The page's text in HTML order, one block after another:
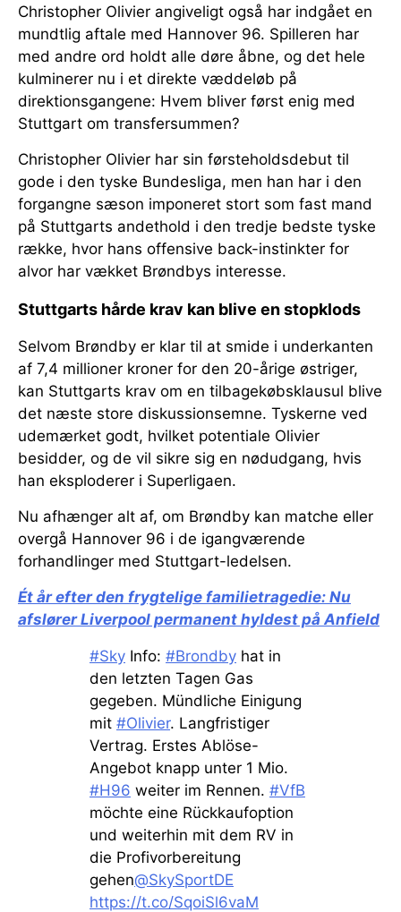
Christopher Olivier angiveligt også har indgået en
mundtlig aftale med Hannover 96. Spilleren har
med andre ord holdt alle døre åbne, og det hele
kulminerer nu i et direkte væddeløb på
direktionsgangene: Hvem bliver først enig med
Stuttgart om transfersummen?
Christopher Olivier har sin førsteholdsdebut til
gode i den tyske Bundesliga, men han har i den
forgangne sæson imponeret stort som fast mand
på Stuttgarts andethold i den tredje bedste tyske
række, hvor hans offensive back-instinkter for
alvor har vækket Brøndbys interesse.
Stuttgarts hårde krav kan blive en stopklods
Selvom Brøndby er klar til at smide i underkanten
af 7,4 millioner kroner for den 20-årige østriger,
kan Stuttgarts krav om en tilbagekøbsklausul blive
det næste store diskussionsemne. Tyskerne ved
udemærket godt, hvilket potentiale Olivier
besidder, og de vil sikre sig en nødudgang, hvis
han eksploderer i Superligaen.
Nu afhænger alt af, om Brøndby kan matche eller
overgå Hannover 96 i de igangværende
forhandlinger med Stuttgart-ledelsen.
Ét år efter den frygtelige familietragedie: Nu
afslører Liverpool permanent hyldest på Anfield
#Sky Info: #Brondby hat in
den letzten Tagen Gas
gegeben. Mündliche Einigung
mit #Olivier. Langfristiger
Vertrag. Erstes Ablöse-
Angebot knapp unter 1 Mio.
#H96 weiter im Rennen. #VfB
möchte eine Rückkaufoption
und weiterhin mit dem RV in
die Profivorbereitung
gehen@SkySportDE
https://t.co/SqoiSl6vaM